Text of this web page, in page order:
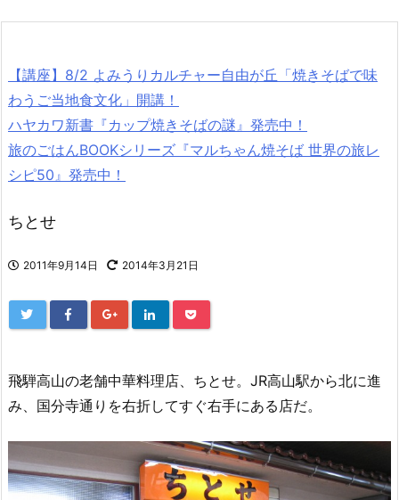
【講座】8/2 よみうりカルチャー自由が丘「焼きそばで味
わうご当地食文化」開講！
ハヤカワ新書『カップ焼きそばの謎』発売中！
旅のごはんBOOKシリーズ『マルちゃん焼そば 世界の旅レ
シピ50』発売中！
ちとせ
2011年9月14日 2014年3月21日
飛騨高山の老舗中華料理店、ちとせ。JR高山駅から北に進
み、国分寺通りを右折してすぐ右手にある店だ。